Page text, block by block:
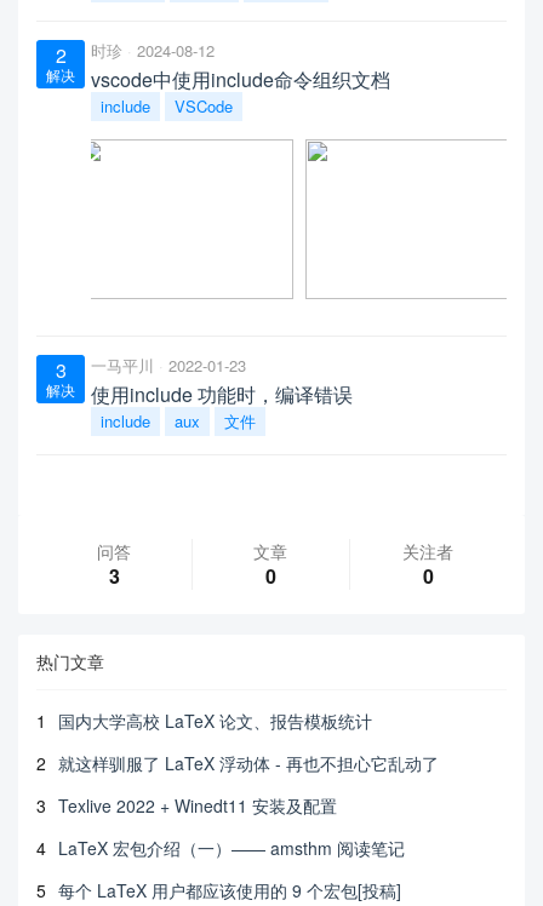
2
解决
时珍 2024-08-12
vscode中使用include命令组织文档
include VSCode
3
解决
一马平川 2022-01-23
使用include 功能时，编译错误
include aux 文件
问答
3
文章
0
关注者
0
热门文章
1
国内大学高校 LaTeX 论文、报告模板统计
2 就这样驯服了 LaTeX 浮动体 - 再也不担心它乱动了
3 Texlive 2022 + Winedt11 安装及配置
4 LaTeX 宏包介绍（一）—— amsthm 阅读笔记
5 每个 LaTeX 用户都应该使用的 9 个宏包[投稿]